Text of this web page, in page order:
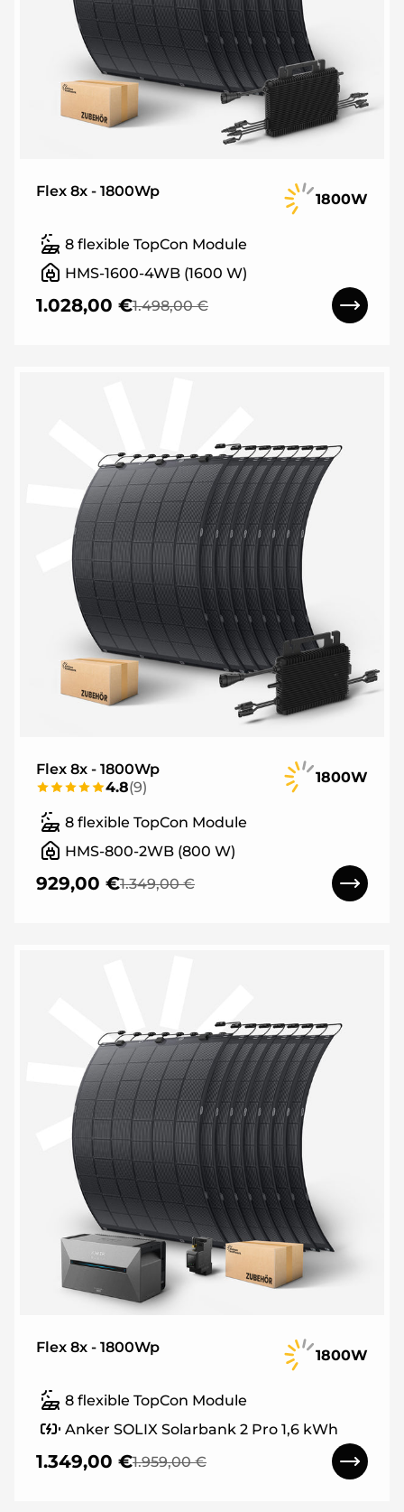
Flex 8x - 1800Wp 1800W
8 flexible TopCon Module
HMS-1600-4WB (1600 W)
1.028,00 €1.498,00 €
Flex 8x - 1800Wp
4.8(9)
1800W
8 flexible TopCon Module
HMS-800-2WB (800 W)
929,00 €1.349,00 €
Flex 8x - 1800Wp 1800W
8 flexible TopCon Module
Anker SOLIX Solarbank 2 Pro 1,6 kWh
1.349,00 €1.959,00 €